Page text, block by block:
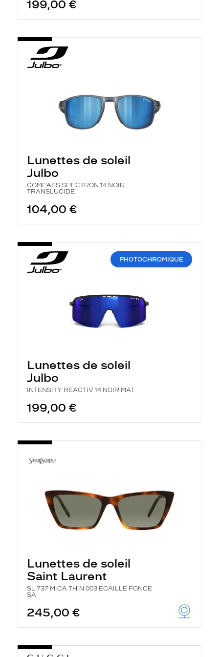
199,00 €
Lunettes de soleil
Julbo
COMPASS SPECTRON 14 NOIR
TRANSLUCIDE
104,00 €
PHOTOCHROMIQUE
Lunettes de soleil
Julbo
INTENSITY REACTIV 14 NOIR MAT
199,00 €
Lunettes de soleil
Saint Laurent
SL 737 MICA THIN 003 ECAILLE FONCE
SA
245,00 €